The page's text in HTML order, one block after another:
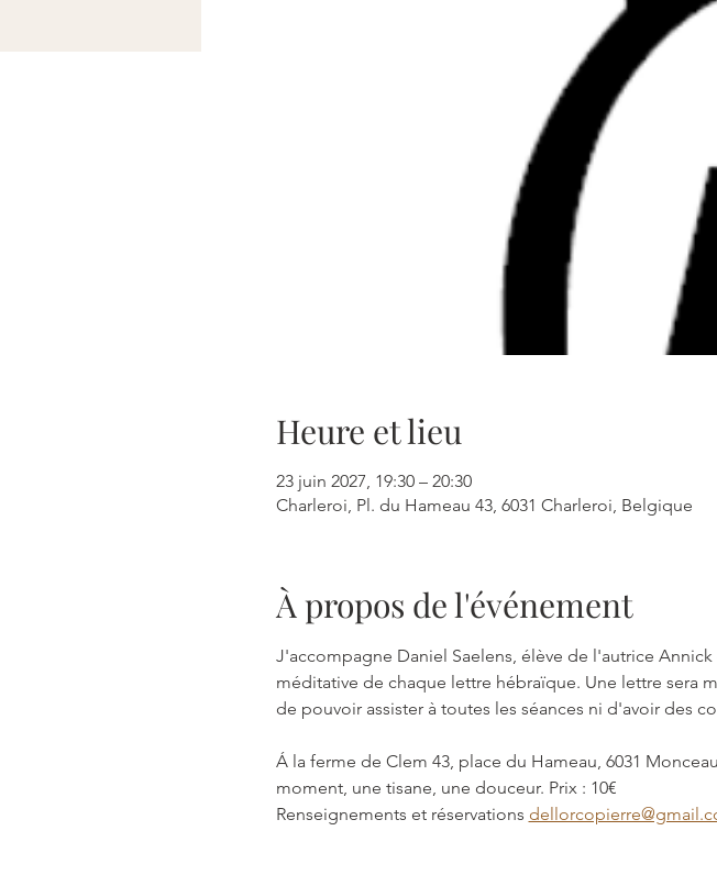
Heure et lieu
23 juin 2027, 19:30 – 20:30
Charleroi, Pl. du Hameau 43, 6031 Charleroi, Belgique
À propos de l'événement
J'accompagne Daniel Saelens, élève de l'autrice
méditative de chaque lettre hébraïque. Une lettre sera
de pouvoir assister à toutes les séances ni d'avoir des
Á la ferme de Clem 43, place du Hameau, 6031
moment, une tisane, une douceur. Prix : 10€
Renseignements et réservations